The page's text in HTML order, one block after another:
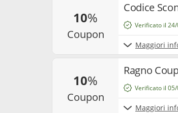
10%
coupon
Codice
Maggiori
Verificato il
10%
coupon
Ragno
Maggiori
Verificato il